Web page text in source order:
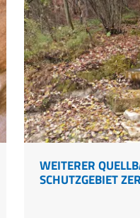
und
LBV
setzen
Projekt
am
um
WEITERER
SCHUTZGEBIET